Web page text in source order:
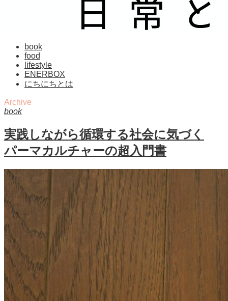
book
food
lifestyle
ENERBOX
にちにちとは
Archive
book
実践しながら循環する社会に気づく
パーマカルチャーの超入門書